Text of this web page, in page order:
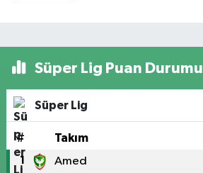
Süper Lig Puan Durumu
Süper Lig
# Takım
1 Amed